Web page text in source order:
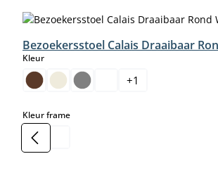
Bezoekersstoel Calais Draaibaar
Kleurselect
+1
Kleur frameselect